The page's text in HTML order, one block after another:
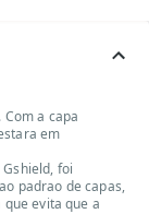
a capa
em
Gshield, foi
padrao de capas,
evita que a